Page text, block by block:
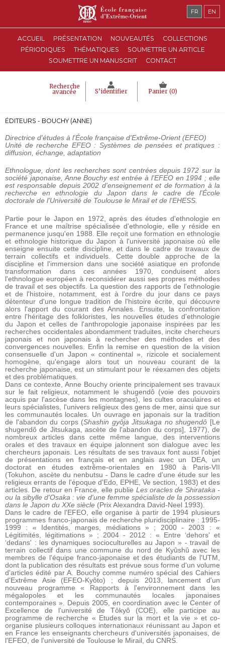
ACCUEIL PRÉSENTATION NOUVEAUTÉS
COLLECTIONS
PÉRIODIQUES
THÉMATIQUES
SOUMETTRE UN ARTICLE
SOUMETTRE UN MANUSCRIT
CONTACT
Recherche
avancée S’identifier Panier (0)
FR EN
ÉDITEURS - BOUCHY (ANNE)
Directrice d'études à l'École française d'Extrême-Orient (EFEO)
Unité de recherche EFEO : Systèmes de pensées et pratiques :
diffusion, échange, adaptation
Ethnologue, dont les recherches sont centrées depuis 1972 sur la
société japonaise, Anne Bouchy est entrée à l'EFEO en 1994 ; elle
est responsable depuis 2002 d'enseignement et de formation à la
recherche en ethnologie du Japon dans le cadre de l'École
doctorale de l'Université de Toulouse le Mirail et de l'EHESS.
Partie pour le Japon en 1972, après des études d'ethnologie en
France et une maîtrise spécialisée d'ethnologie, elle y réside en
permanence jusqu'en 1988. Elle reçoit une formation en ethnologie
et ethnologie historique du Japon à l'université japonaise où elle
enseigne ensuite cette discipline, et dans le cadre de travaux de
terrain collectifs et individuels. Cette double approche de la
discipline et l'immersion dans une société asiatique en profonde
transformation dans ces années 1970, conduisent alors
l'ethnologue européen à reconsidérer aussi ses propres méthodes
de travail et ses objectifs. La question des rapports de l'ethnologie
et de l'histoire, notamment, est à l'ordre du jour dans ce pays
détenteur d'une longue tradition de l'histoire écrite, qui découvre
alors l'apport du courant des Annales. Ensuite, la confrontation
entre l'héritage des folkloristes, les nouvelles études d'ethnologie
du Japon et celles de l'anthropologie japonaise inspirées par les
recherches occidentales abondamment traduites, incite chercheurs
japonais et non japonais à rechercher des méthodes et des
convergences nouvelles. Enfin la remise en question de la vision
consensuelle d'un Japon « continental », rizicole et socialement
homogène, qu'engage alors tout un nouveau courant de la
recherche japonaise, est un stimulant pour le réexamen des objets
et des problématiques.
Dans ce contexte, Anne Bouchy oriente principalement ses travaux
sur le fait religieux, notamment le shugendô (voie des pouvoirs
acquis par l'ascèse dans les montagnes), les cultes oraculaires et
leurs spécialistes, l'univers religieux des gens de mer, ainsi que sur
les communautés locales. Un ouvrage en japonais sur la tradition
de l'abandon du corps (Shashin gyôja Jitsukaga no shugendô [Le
shugendô de Jitsukaga, ascète de l'abandon du corps], 1977), de
nombreux articles dans cette même langue, des interventions
orales et des travaux en équipe jalonnent son dialogue avec les
chercheurs japonais. Les résultats de ses travaux font aussi l'objet
de présentations en français et en anglais avec un DEA, un
doctorat en études extrême-orientales en 1980 à Paris-VII
(Tokuhon, ascète du nenbutsu - Dans le cadre d'une étude sur les
religieux errants de l'époque d'Edo, EPHE, Ve section, 1983) et des
articles. De retour en France, elle publie Les oracles de Shirataka -
ou la sibylle d'Osaka : vie d'une femme spécialiste de la possession
dans le Japon du XXe siècle (Prix Alexandra David-Neel 1993).
Dans le cadre de l'EFEO, elle organise à partir de 1994 plusieurs
programmes franco-japonais de recherche pluridisciplinaire : 1995-
1999 : « Identités, marges, médiations » ; 2000 - 2003 : «
Légitimités, légitimations » ; 2004 - 2012 : « Entre ‘dehors' et
‘dedans' : les dynamiques socioculturelles au Japon » - travail de
terrain collectif dans une commune du nord de Kyûshû avec les
membres de l'équipe franco-japonaise et des étudiants de l'UTM,
dont la publication des résultats est prévue sous forme d'un volume
d'articles édité par A. Bouchy comme numéro spécial des Cahiers
d'Extrême Asie (EFEO-Kyôto) ; depuis 2013, lancement d'un
nouveau programme « Rapports à l'environnement dans les
mégalopoles et les communautés locales japonaises
contemporaines ». Depuis 2005, en coordination avec le Center of
Excellence de l'université de Tôkyô (COE), elle participe au
programme de recherche « Etudes sur la mort et la vie » et co-
organise plusieurs colloques internationaux réunissant au Japon et
en France les enseignants chercheurs d'universités japonaises, de
l'EFEO, de l'université de Toulouse le Mirail, du CNRS.